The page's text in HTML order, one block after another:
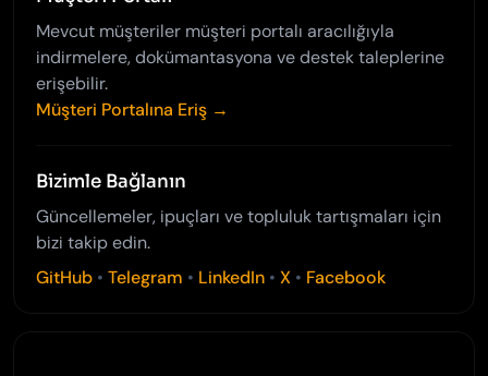
Mevcut müşteriler müşteri portalı aracılığıyla
indirmelere, dokümantasyona ve destek taleplerine
erişebilir.
Müşteri Portalına Eriş →
Bizimle Bağlanın
Güncellemeler, ipuçları ve topluluk tartışmaları için
bizi takip edin.
GitHub • Telegram • LinkedIn • X • Facebook